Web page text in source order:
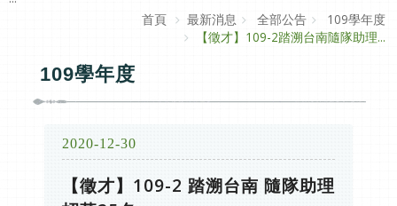
首頁
最新消息 全部公告
109學年度
【徵才】109-2踏溯台南隨隊助理...
109學年度
2020-12-30
【徵才】109-2 踏溯台南 隨隊助理